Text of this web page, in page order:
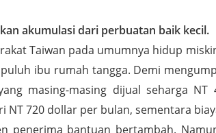
akumulasi dari perbuatan baik kecil.
Taiwan pada umumnya hidup
ibu rumah tangga. Demi
masing-masing dijual seharga
NT 720 dollar per bulan, sementara
penerima bantuan bertambah.